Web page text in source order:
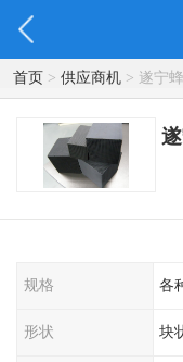
首页> 供应商机> 遂宁
规格 各
形状 块